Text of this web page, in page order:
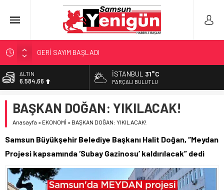
GERİ SAYIM BAŞLADI
SAMSUNSPOR’DA HEDEF 5’İNCİLİK!
‘BAFRA’YA YATIRIM YAPIN!’
YÖNETİCİ SEÇERKEN YAPILAN EN BÜYÜK HATALAR
ALTIN
6.584,66
13.889,75
DOLAR
55,0051
İSTANBUL 31°C
PARÇALI BULUTLU
BAŞKAN DOĞAN: YIKILACAK!
Anasayfa » EKONOMİ » BAŞKAN DOĞAN: YIKILACAK!
Samsun Büyükşehir Belediye Başkanı Halit Doğan, “Meydan
Projesi kapsamında ‘Subay Gazinosu’ kaldırılacak” dedi